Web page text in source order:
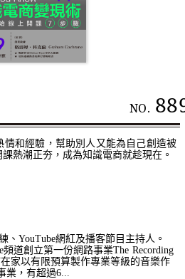
NO.
和經驗，幫助別人又能為自己創造被
熱潮正夯，成為知識電商就趁現在。
、YouTube網紅及播客節目主持人。
頻道創立第一份網路事業The Recording
家以有限預算製作專業等級的音樂作
，有超過6...